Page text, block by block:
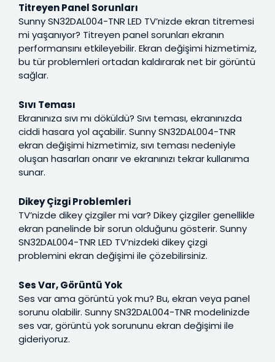
Titreyen Panel Sorunları
Sunny SN32DAL004-TNR LED TV’nizde ekran titremesi
mi yaşanıyor? Titreyen panel sorunları ekranın
performansını etkileyebilir. Ekran değişimi hizmetimiz,
bu tür problemleri ortadan kaldırarak net bir görüntü
sağlar.
Sıvı Teması
Ekranınıza sıvı mı döküldü? Sıvı teması, ekranınızda
ciddi hasara yol açabilir. Sunny SN32DAL004-TNR
ekran değişimi hizmetimiz, sıvı teması nedeniyle
oluşan hasarları onarır ve ekranınızı tekrar kullanıma
sunar.
Dikey Çizgi Problemleri
TV’nizde dikey çizgiler mi var? Dikey çizgiler genellikle
ekran panelinde bir sorun olduğunu gösterir. Sunny
SN32DAL004-TNR LED TV’nizdeki dikey çizgi
problemini ekran değişimi ile çözebilirsiniz.
Ses Var, Görüntü Yok
Ses var ama görüntü yok mu? Bu, ekran veya panel
sorunu olabilir. Sunny SN32DAL004-TNR modelinizde
ses var, görüntü yok sorununu ekran değişimi ile
gideriyoruz.